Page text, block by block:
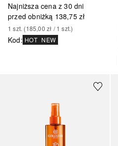
Najniższa cena z 30 dni
przed obniżką 138,75 zł
1 szt. (185,00 zł / 1 szt.)
Kod: HOT NEW